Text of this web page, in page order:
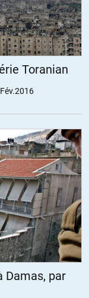
Toranian
Damas, par